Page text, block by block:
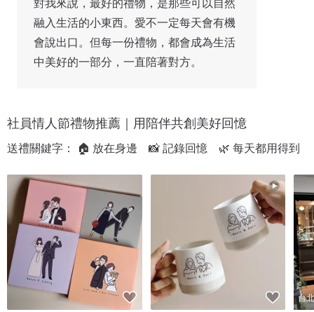
融入生活的小東西。愛不一定每天會有機
會說出口。但每一份禮物，都會成為生活
中美好的一部分，一直陪著對方。
社員情人節禮物推薦｜用陪伴共創美好回憶
送禮關鍵字： 🏠 放在身邊　📸 記錄回憶　🌿 每天都用得到
台